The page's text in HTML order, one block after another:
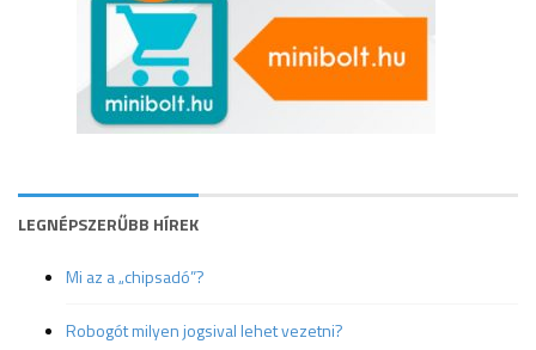
LEGNÉPSZERŰBB HÍREK
Mi az a „chipsadó”?
Robogót milyen jogsival lehet vezetni?